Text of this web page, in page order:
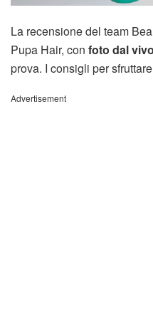
La recensione del team
Pupa Hair, con foto dal
prova. I consigli per
Advertisement